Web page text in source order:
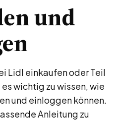
und
Lidl einkaufen oder Teil
wichtig zu wissen, wie
und einloggen können.
Anleitung zu